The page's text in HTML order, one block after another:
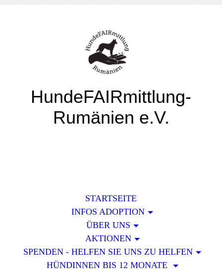
HundeFAIRmittlung-
Rumänien e.V.
STARTSEITE
INFOS ADOPTION
ÜBER UNS
AKTIONEN
SPENDEN - HELFEN SIE UNS ZU HELFEN
HÜNDINNEN BIS 12 MONATE